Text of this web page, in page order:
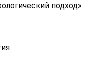
подход»